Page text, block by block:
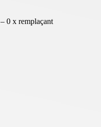
0 x remplaçant